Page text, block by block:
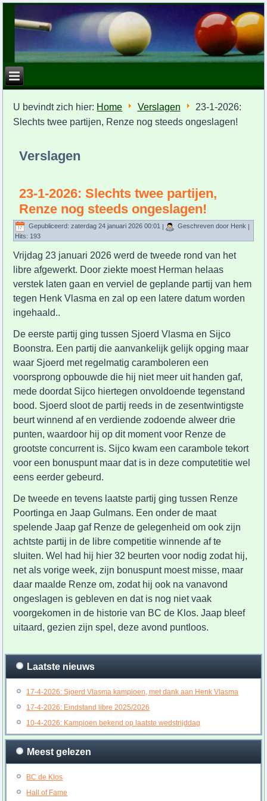
U bevindt zich hier: Home Verslagen
23-1-2026:
Slechts twee partijen, Renze nog steeds ongeslagen!
Verslagen
23-1-2026: Slechts twee partijen,
Renze nog steeds ongeslagen!
Gepubliceerd: zaterdag 24 januari 2026 00:01 | Geschreven door Henk |
Hits: 193
Vrijdag 23 januari 2026 werd de tweede rond van het
libre afgewerkt. Door ziekte moest Herman helaas
verstek laten gaan en verviel de geplande partij van hem
tegen Henk Vlasma en zal op een latere datum worden
ingehaald..
De eerste partij ging tussen Sjoerd Vlasma en Sijco
Boonstra. Een partij die aanvankelijk gelijk opging maar
waar Sjoerd met regelmatig caramboleren een
voorsprong opbouwde die hij niet meer uit handen gaf,
mede doordat Sijco hiertegen onvoldoende tegenstand
bood. Sjoerd sloot de partij reeds in de zesentwintigste
beurt winnend af en verdiende zodoende alweer drie
punten, waardoor hij op dit moment voor Renze de
grootste concurrent is. Sijco kwam een carambole tekort
voor een bonuspunt maar dat is in deze computetitie wel
eens eerder gebeurd.
De tweede en tevens laatste partij ging tussen Renze
Poortinga en Jaap Gulmans. Een onder de maat
spelende Jaap gaf Renze de gelegenheid om ook zijn
achtste partij in de libre competitie winnende af te
sluiten. Wel had hij hier 32 beurten voor nodig zodat hij,
net als vorige week, zijn bonuspunt moest misse, maar
daar maalde Renze om, zodat hij ook na vanavond
ongeslagen is gebleven en dat is nog niet vaak
voorgekomen in de historie van BC de Klos. Jaap bleef
uitaard, gezien zijn spel, deze avond puntloos.
Laatste nieuws
17-4-2026: Sjoerd Vlasma kampioen, met dank aan Henk Vlasma
17-4-2026: Eindstand libre 2025/2026
10-4-2026: Kampioen bekend op laatste wedstrijddag
Meest gelezen
BC de Klos
Hall of Fame